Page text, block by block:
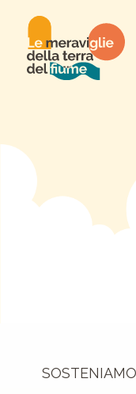
MUSEO
NAVALE
Museo di